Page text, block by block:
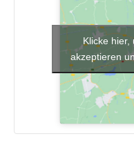
Klicke hier,
akzeptieren